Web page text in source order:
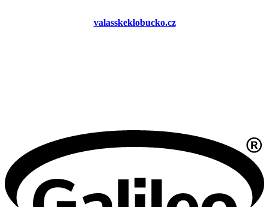
valasskeklobucko.cz